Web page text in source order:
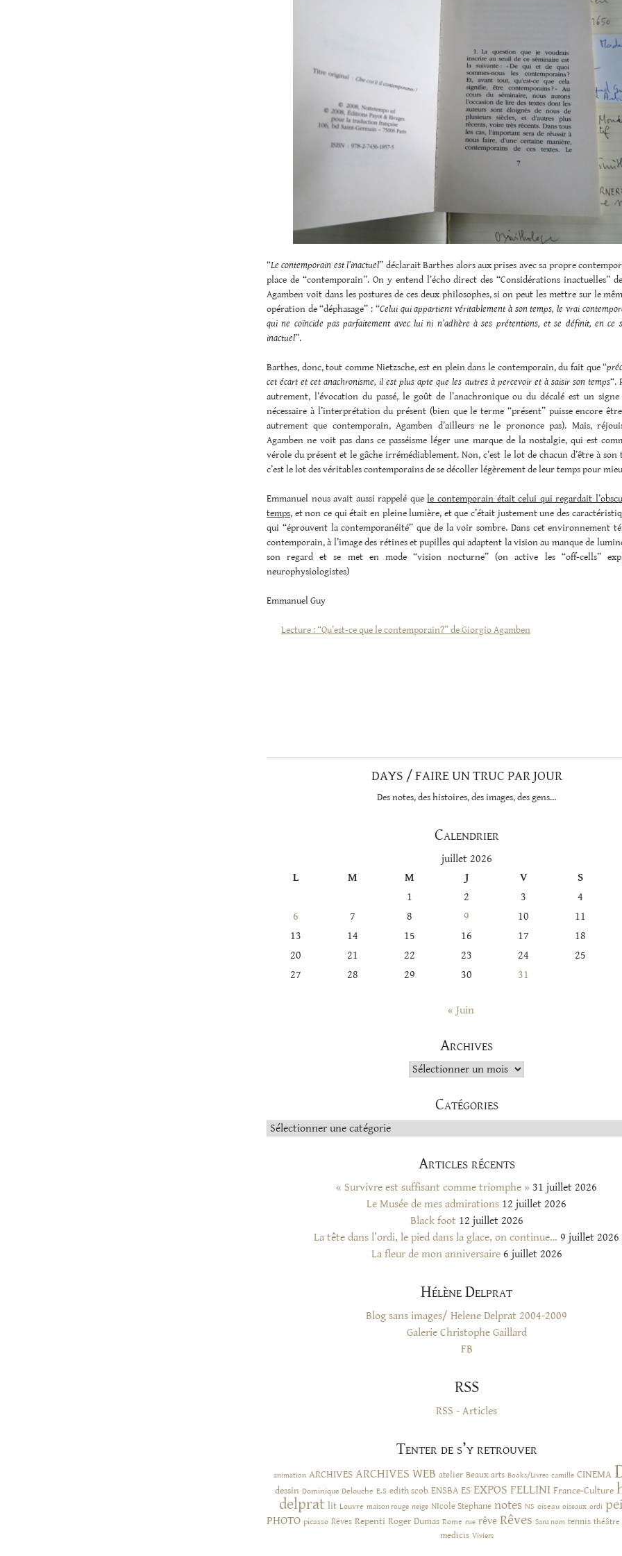
“Le contemporain est l’inactuel” déclarait Barthes alors aux prises avec sa propre
place de “contemporain”. On y entend l’écho direct des “Considérations inactuelles”
Agamben voit dans les postures de ces deux philosophes, si on peut les mettre sur le
opération de “déphasage” : “Celui qui appartient véritablement à son temps, le vrai
qui ne coïncide pas parfaitement avec lui ni n’adhère à ses prétentions, et se définit, en ce
inactuel”.
Barthes, donc, tout comme Nietzsche, est en plein dans le contemporain, du fait que “
cet écart et cet anachronisme, il est plus apte que les autres à percevoir et à saisir son temps“.
autrement, l’évocation du passé, le goût de l’anachronique ou du décalé est un
nécessaire à l’interprétation du présent (bien que le terme “présent” puisse encore
autrement que contemporain, Agamben d’ailleurs ne le prononce pas). Mais,
Agamben ne voit pas dans ce passéisme léger une marque de la nostalgie, qui est
vérole du présent et le gâche irrémédiablement. Non, c’est le lot de chacun d’être à son
c’est le lot des véritables contemporains de se décoller légèrement de leur temps pour
Emmanuel nous avait aussi rappelé quele contemporain était celui qui regardait
temps, et non ce qui était en pleine lumière, et que c’était justement une des
qui “éprouvent la contemporanéité” que de la voir sombre. Dans cet environnement
contemporain, à l’image des rétines et pupilles qui adaptent la vision au manque de
son regard et se met en mode “vision nocturne” (on active les “off-cells”
neurophysiologistes)
Emmanuel Guy
Lecture : “Qu’est-ce que le contemporain?” de Giorgio Agamben
DAYS / FAIRE UN TRUC PAR JOUR
Des notes, des histoires, des images, des gens…
Calendrier
juillet 2026
L
M M J V S
1
2 3 4
6
7 8 9 10 11
13
14 15 16 17 18
20
21 22 23 24 25
27
28 29 30 31
« Juin
Archives
Archives
Catégories
Catégories
Articles récents
« Survivre est suffisant comme triomphe » 31 juillet 2026
Le Musée de mes admirations 12 juillet 2026
Black foot 12 juillet 2026
La tête dans l’ordi, le pied dans la glace, on continue… 9 juillet 2026
La fleur de mon anniversaire 6 juillet 2026
Hélène Delprat
Blog sans images/ Helene Delprat 2004-2009
Galerie Christophe Gaillard
FB
RSS
RSS - Articles
Tenter de s’y retrouver
animation ARCHIVES ARCHIVES WEB atelier Beaux arts Books/Livres camille CINEMA
dessin Dominique Delouche E.S edith scob ENSBA ES EXPOS FELLINI France-Culture
delprat lit Louvre maison rouge neige NIcole Stephane notes NS oiseau oiseaux ordi
PHOTO picasso Rêves Repenti Roger Dumas Rome rue rêve Rêves Sans nom tennis théâtre
medicis Viviers